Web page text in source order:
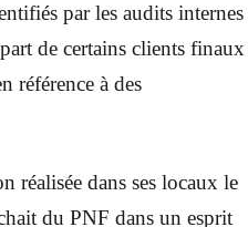
par les audits internes
de certains clients finaux
référence à des
réalisée dans ses locaux le
du PNF dans un esprit